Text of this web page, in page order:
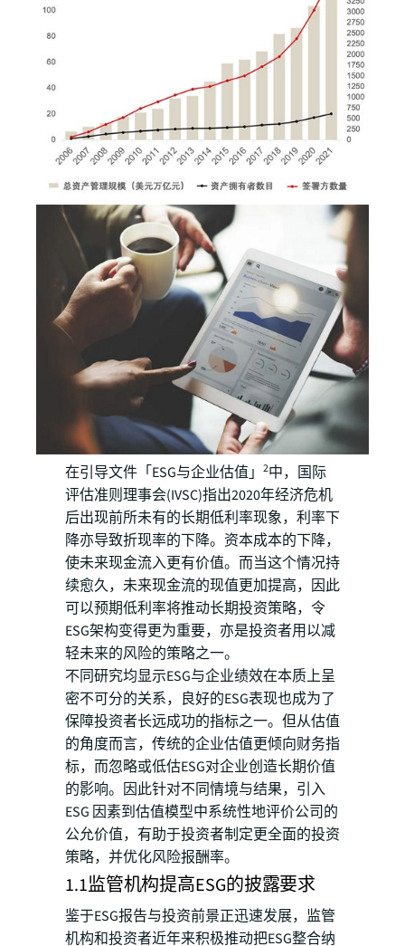
在引导文件「ESG与企业估值」 2中，国际
评估准则理事会(IVSC)指出2020年经济危机
后出现前所未有的长期低利率现象，利率下
降亦导致折现率的下降。资本成本的下降，
使未来现金流入更有价值。而当这个情况持
续愈久，未来现金流的现值更加提高，因此
可以预期低利率将推动长期投资策略，令
ESG架构变得更为重要，亦是投资者用以减
轻未来的风险的策略之一。
不同研究均显示ESG与企业绩效在本质上呈
密不可分的关系，良好的ESG表现也成为了
保障投资者长远成功的指标之一。但从估值
的角度而言，传统的企业估值更倾向财务指
标，而忽略或低估ESG对企业创造长期价值
的影响。因此针对不同情境与结果，引入
ESG 因素到估值模型中系统性地评价公司的
公允价值，有助于投资者制定更全面的投资
策略，并优化风险报酬率。
1.1监管机构提高ESG的披露要求
鉴于ESG报告与投资前景正迅速发展，监管
机构和投资者近年来积极推动把ESG整合纳